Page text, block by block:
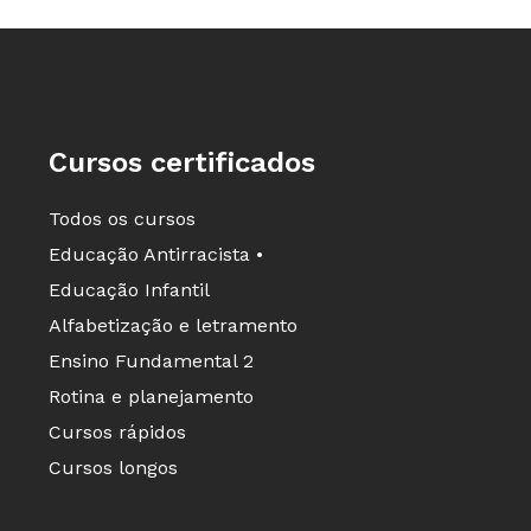
Cursos certificados
Todos os cursos
Educação Antirracista •
Educação Infantil
Alfabetização e letramento
Ensino Fundamental 2
Rotina e planejamento
Cursos rápidos
Cursos longos